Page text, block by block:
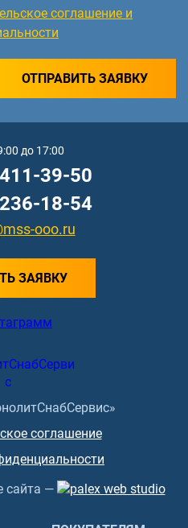
соглашение и
ОТПРАВИТЬ ЗАЯВКУ
соглашение
сайта —
до 17:00
411-39-50
236-18-54
ooo.ru
ЗАЯВКУ